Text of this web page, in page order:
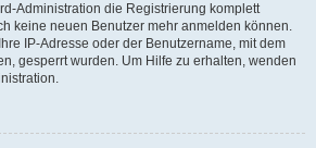
Administration die Registrierung komplett
keine neuen Benutzer mehr anmelden können.
IP-Adresse oder der Benutzername, mit dem
gesperrt wurden. Um Hilfe zu erhalten, wenden